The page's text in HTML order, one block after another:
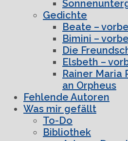
Gedichte
Beate –
Bimini –
Die
Elsbeth –
Rainer Maria
an Orpheus
Fehlende Autoren
Was mir gefällt
To-Do
Bibliothek